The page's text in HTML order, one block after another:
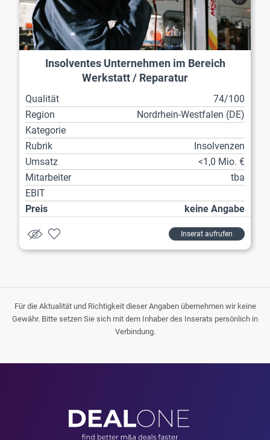
Insolventes Unternehmen im Bereich
Werkstatt / Reparatur
Qualität
74/100
Region
Nordrhein-Westfalen (DE)
Kategorie
Rubrik
Insolvenzen
Umsatz
<1,0 Mio. €
Mitarbeiter
tba
EBIT
Preis
keine Angabe
Inserat aufrufen
Für die Aktualität und Richtigkeit dieser Angaben übernehmen wir keine
Gewähr. Bitte setzen Sie sich mit dem Inhaber des Inserats persönlich in
Verbindung.